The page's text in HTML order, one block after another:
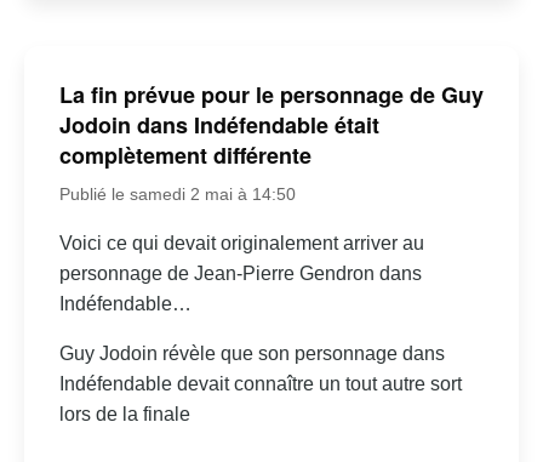
La fin prévue pour le personnage de Guy
Jodoin dans Indéfendable était
complètement différente
Publié le samedi 2 mai à 14:50
Voici ce qui devait originalement arriver au
personnage de Jean-Pierre Gendron dans
Indéfendable…
Guy Jodoin révèle que son personnage dans
Indéfendable devait connaître un tout autre sort
lors de la finale